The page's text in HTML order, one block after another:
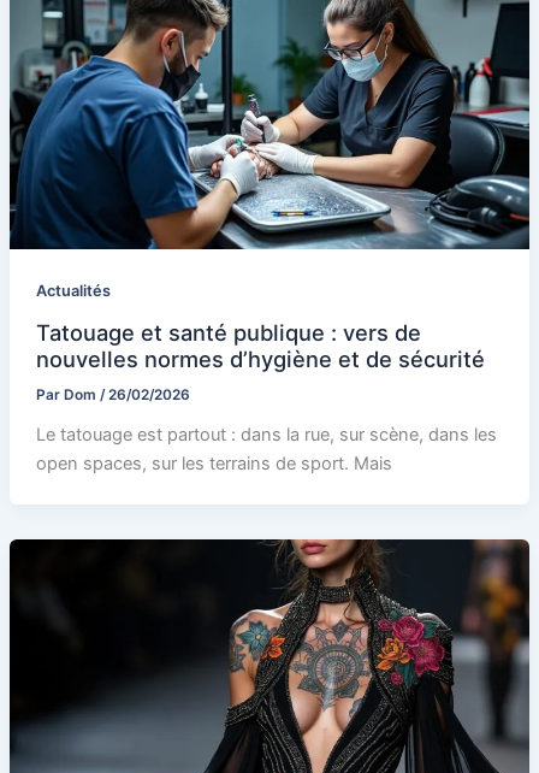
Actualités
Tatouage et santé publique : vers de
nouvelles normes d’hygiène et de sécurité
Par Dom /26/02/2026
Le tatouage est partout : dans la rue, sur scène, dans les
open spaces, sur les terrains de sport. Mais